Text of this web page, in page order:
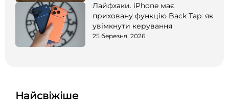
Лайфхаки. iPhone має
приховану функцію Back Tap: як
увімкнути керування
25 березня, 2026
Найсвіжіше